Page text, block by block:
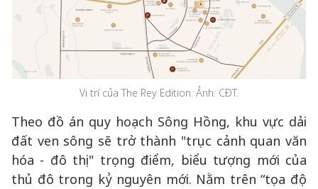
Vị trí của The Rey Edition. Ảnh: CĐT.
Theo đồ án quy hoạch Sông Hồng, khu vực dải
đất ven sông sẽ trở thành "trục cảnh quan văn
hóa - đô thị" trọng điểm, biểu tượng mới của
thủ đô trong kỷ nguyên mới. Nằm trên “tọa độ